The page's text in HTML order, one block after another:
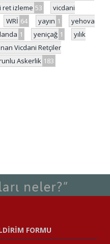
ret izleme 53
vicdani
WRİ 64 yayın 1
yehova
1 yeniçağ 1
yılık
Vicdani Retçiler
Askerlik 183
FORMU